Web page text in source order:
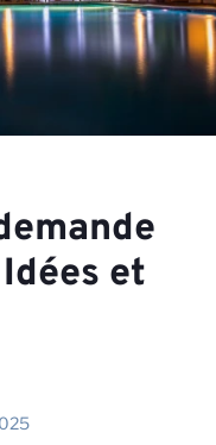
et